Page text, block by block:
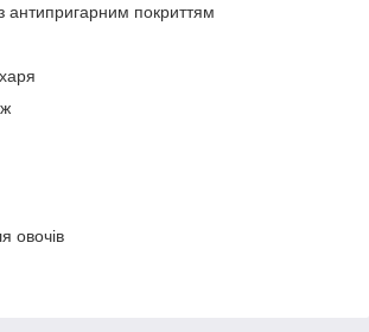
антипригарним покриттям
овочів